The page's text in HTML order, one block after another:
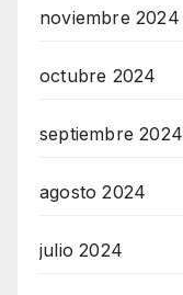
noviembre 2024
octubre 2024
septiembre 2024
agosto 2024
julio 2024